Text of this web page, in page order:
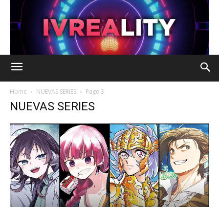
Home NUEVAS SERIES Page 3
NUEVAS SERIES